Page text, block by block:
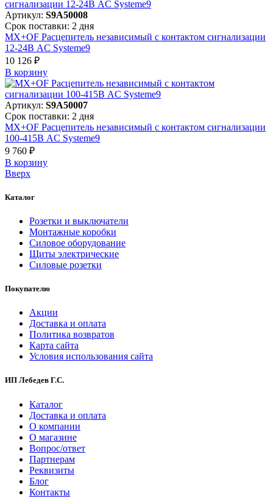
Артикул: S9A50008
Срок поставки: 2 дня
MX+OF Расцепитель независимый с контактом сигнализации
12-24В AC Systeme9
10 126 ₽
В корзинy
Артикул: S9A50007
Срок поставки: 2 дня
MX+OF Расцепитель независимый с контактом сигнализации
100-415В AC Systeme9
9 760 ₽
В корзинy
Вверх
Каталог
Розетки и выключатели
Монтажные коробки
Силовое оборудование
Щиты электрические
Силовые розетки
Покупателю
Акции
Доставка и оплата
Политика возвратов
Карта сайта
Условия использования сайта
ИП Лебедев Г.С.
Каталог
Доставка и оплата
О компании
О магазине
Вопрос/ответ
Партнерам
Реквизиты
Блог
Контакты